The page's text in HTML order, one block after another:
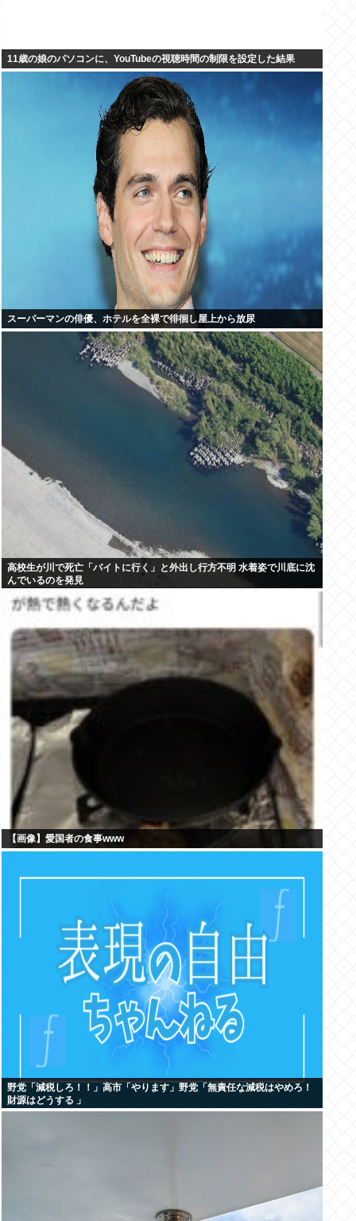
11歳の娘のパソコンに、YouTubeの視聴時間の制限を設定した結果
スーパーマンの俳優、ホテルを全裸で徘徊し屋上から放尿
高校生が川で死亡「バイトに行く」と外出し行方不明 水着姿で川底に沈
んでいるのを発見
【画像】愛国者の食事www
野党「減税しろ！！」高市「やります」野党「無責任な減税はやめろ！
財源はどうする 」